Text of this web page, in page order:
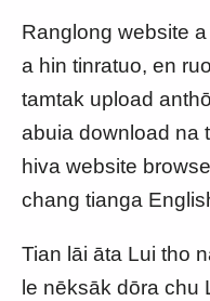
Ranglong website
a hin tinratuo, en
tamtak upload
abuia download na
hiva website
chang tianga
Tian lāi āta Lui tho
le nēksāk dōra chu